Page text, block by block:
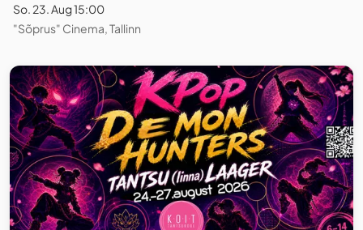
So. 23. Aug 15:00
"Sõprus" Cinema, Tallinn